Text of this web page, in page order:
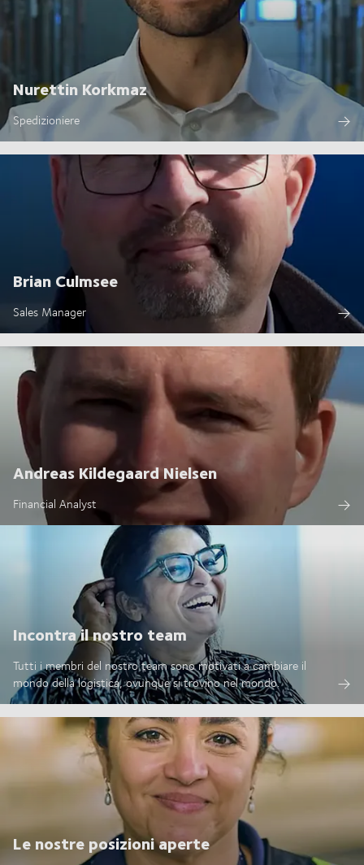
Nurettin Korkmaz
Spedizioniere
Brian Culmsee
Sales Manager
Andreas Kildegaard Nielsen
Financial Analyst
Incontra il nostro team
Tutti i membri del nostro team sono motivati a cambiare il
mondo della logistica, ovunque si trovino nel mondo.
Le nostre posizioni aperte